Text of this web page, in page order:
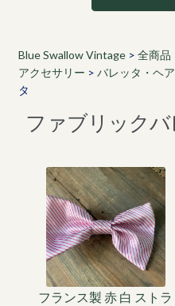
Blue Swallow Vintage> 全商品
アクセサリー > バレッタ・ヘ
タ
ファブリック
フランス製 赤 白 ストラ